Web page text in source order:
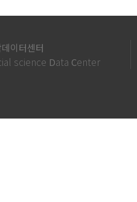
이터센터
science Data Center